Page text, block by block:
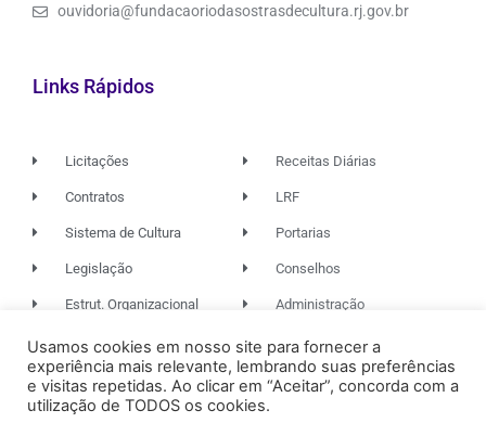
ouvidoria@fundacaoriodasostrasdecultura.rj.gov.br
Links Rápidos
Licitações
Contratos
Sistema de Cultura
Legislação
Estrut. Organizacional
Receitas Diárias
LRF
Portarias
Conselhos
Administração
© 2026. TODOS OS DIREITOS RESERVADOS.
Usamos cookies em nosso site para fornecer a
experiência mais relevante, lembrando suas preferências
e visitas repetidas. Ao clicar em “Aceitar”, concorda com a
utilização de TODOS os cookies.